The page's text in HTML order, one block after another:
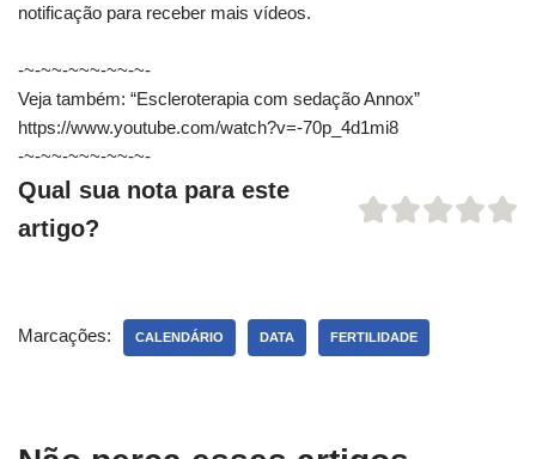
notificação para receber mais vídeos.
-~-~~-~~~-~~-~-
Veja também: “Escleroterapia com sedação Annox”
https://www.youtube.com/watch?v=-70p_4d1mi8
-~-~~-~~~-~~-~-
Qual sua nota para este
artigo?
Marcações: CALENDÁRIO DATA FERTILIDADE